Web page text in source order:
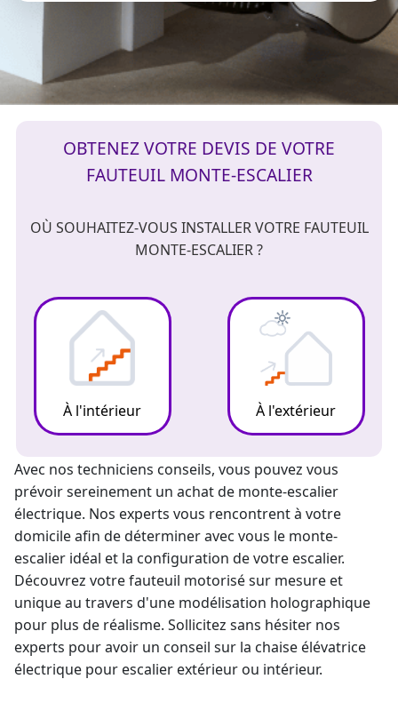
OBTENEZ VOTRE DEVIS DE VOTRE
FAUTEUIL MONTE-ESCALIER
OÙ SOUHAITEZ-VOUS INSTALLER VOTRE FAUTEUIL
MONTE-ESCALIER ?
À l'intérieur À l'extérieur
Avec nos techniciens conseils, vous pouvez vous
prévoir sereinement un achat de monte-escalier
électrique. Nos experts vous rencontrent à votre
domicile afin de déterminer avec vous le monte-
escalier idéal et la configuration de votre escalier.
Découvrez votre fauteuil motorisé sur mesure et
unique au travers d'une modélisation holographique
pour plus de réalisme. Sollicitez sans hésiter nos
experts pour avoir un conseil sur la chaise élévatrice
électrique pour escalier extérieur ou intérieur.